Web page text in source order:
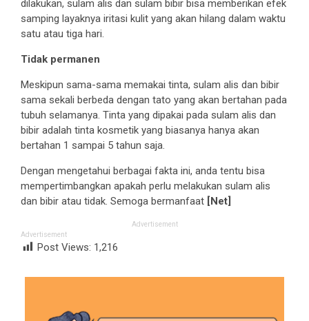
dilakukan, sulam alis dan sulam bibir bisa memberikan efek
samping layaknya iritasi kulit yang akan hilang dalam waktu
satu atau tiga hari.
Tidak permanen
Meskipun sama-sama memakai tinta, sulam alis dan bibir
sama sekali berbeda dengan tato yang akan bertahan pada
tubuh selamanya. Tinta yang dipakai pada sulam alis dan
bibir adalah tinta kosmetik yang biasanya hanya akan
bertahan 1 sampai 5 tahun saja.
Dengan mengetahui berbagai fakta ini, anda tentu bisa
mempertimbangkan apakah perlu melakukan sulam alis
dan bibir atau tidak. Semoga bermanfaat [Net]
Advertisement
Advertisement
Post Views: 1,216